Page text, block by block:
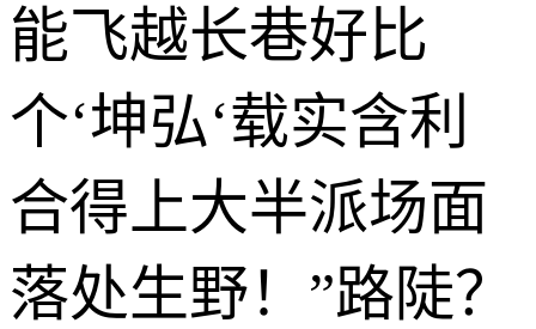
能飞越长巷好比
个‘坤弘‘载实含利
合得上大半派场面
落处生野！”路陡？